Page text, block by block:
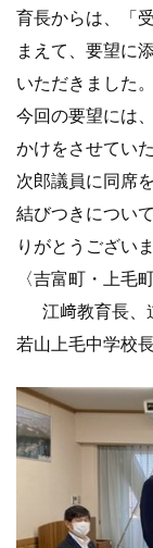
育長からは、「
まえて、要望に
いただきました。
今回の要望には
かけをさせてい
次郎議員に同席
結びつきについ
りがとうござい
〈吉富町・上毛
江﨑教育長、
若山上毛中学校